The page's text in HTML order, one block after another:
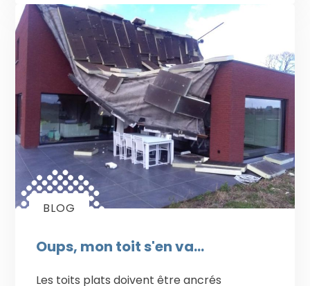
BLOG
Oups, mon toit s'en va...
Les toits plats doivent être ancrés